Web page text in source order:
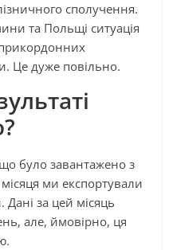
сполучення.
та Польщі ситуація
Це дуже повільно.
було завантажено з
ми експортували
за цей місяць
але, ймовірно, ця